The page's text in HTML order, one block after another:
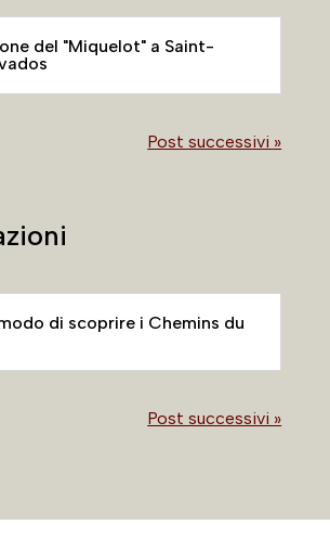
del "Miquelot" a Saint-
Post successivi »
di scoprire i Chemins du
Post successivi »